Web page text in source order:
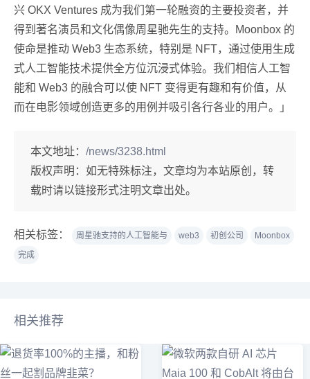
兴 OKX Ventures 成为我们第一轮融资的主要投资者，并
得到著名演员和文化偶像周星驰先生的支持。Moonbox 的
使命是推动 Web3 生态系统，特别是 NFT，通过使用生成
式人工智能技术提供全方位沉浸式体验。我们相信人工智
能和 Web3 的融合可以使 NFT 变得更有趣和有价值，从
而在电影领域创造更多的用例并吸引各行各业的用户。」
本文地址： /news/3238.html
版权声明： 如无特殊标注，文章均为本站原创，转
载时请以链接形式注明文章出处。
相关标签： 周星驰支持的人工智能与 web3 初创公司
Moonbox
完成
相关推荐